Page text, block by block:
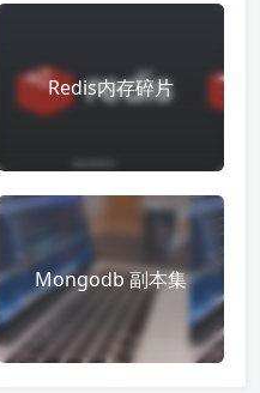
Redis内存碎片
Mongodb 副本集